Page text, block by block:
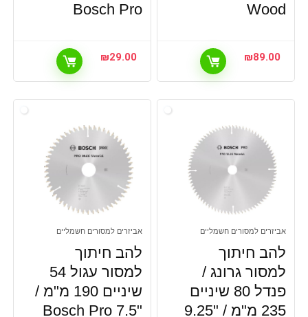
Wood
₪89.00
Bosch Pro
₪29.00
אביזרים למסורים חשמליים
להב חיתוך
למסור גרונג /
פנדל 80 שיניים
235 מ"מ / "9.25
אביזרים למסורים חשמליים
להב חיתוך
למסור עגול 54
שיניים 190 מ"מ /
"7.5 Bosch Pro